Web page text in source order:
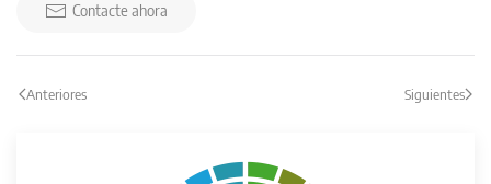
Contacte ahora
Anteriores Siguientes